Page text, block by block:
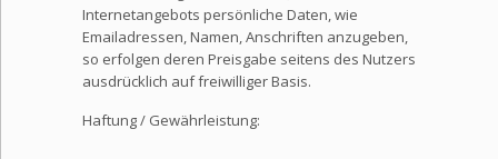
Internetangebots persönliche Daten, wie
Emailadressen, Namen, Anschriften anzugeben,
so erfolgen deren Preisgabe seitens des Nutzers
ausdrücklich auf freiwilliger Basis.
Haftung / Gewährleistung: